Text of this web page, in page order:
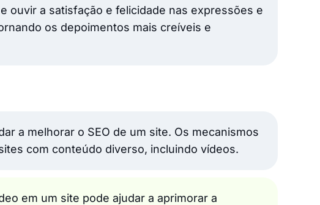
ouvir a satisfação e felicidade nas expressões e
os depoimentos mais creíveis e
a melhorar o SEO de um site. Os mecanismos
com conteúdo diverso, incluindo vídeos.
em um site pode ajudar a aprimorar a